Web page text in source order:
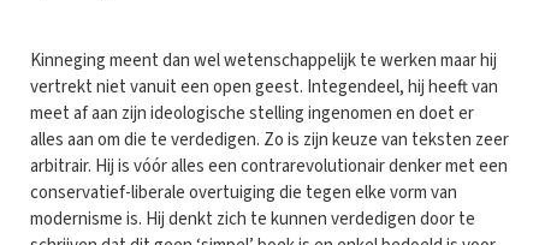
Kinneging meent dan wel wetenschappelijk te werken maar hij
vertrekt niet vanuit een open geest. Integendeel, hij heeft van
meet af aan zijn ideologische stelling ingenomen en doet er
alles aan om die te verdedigen. Zo is zijn keuze van teksten zeer
arbitrair. Hij is vóór alles een contrarevolutionair denker met een
conservatief-liberale overtuiging die tegen elke vorm van
modernisme is. Hij denkt zich te kunnen verdedigen door te